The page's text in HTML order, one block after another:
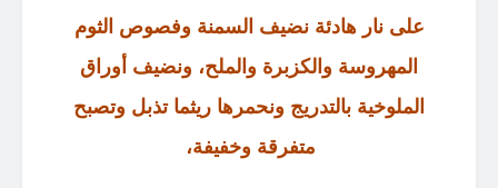
على نار هادئة نضيف السمنة وفصوص الثوم
المهروسة والكزبرة والملح، ونضيف أوراق
الملوخية بالتدريج ونحمرها ريثما تذبل وتصبح
متفرقة وخفيفة،